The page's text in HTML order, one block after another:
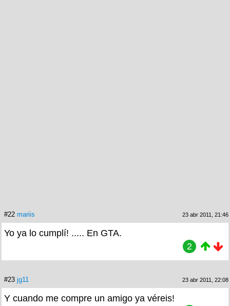
#22 mariis 23 abr 2011, 21:46
Yo ya lo cumplí! ..... En GTA.
2
#23 jg11 23 abr 2011, 22:08
Y cuando me compre un amigo ya véreis!